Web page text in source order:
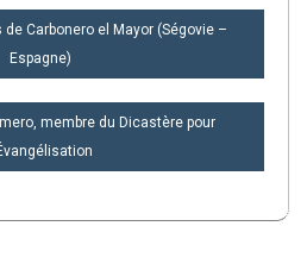
Carbonero el Mayor (Ségovie –
Espagne)
membre du Dicastère pour